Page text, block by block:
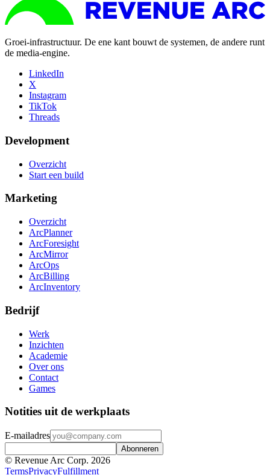
Groei-infrastructuur. De ene kant bouwt de systemen, de andere runt
de media-engine.
LinkedIn
X
Instagram
TikTok
Threads
Development
Overzicht
Start een build
Marketing
Overzicht
ArcPlanner
ArcForesight
ArcMirror
ArcOps
ArcBilling
ArcInventory
Bedrijf
Werk
Inzichten
Academie
Over ons
Contact
Games
Notities uit de werkplaats
E-mailadres
Abonneren
© Revenue Arc Corp. 2026
TermsPrivacyFulfillment